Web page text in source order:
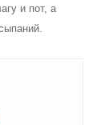
и пот, а